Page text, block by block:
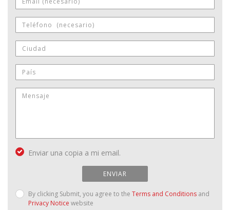
Enviar una copia a mi email.
ENVIAR
By clicking Submit, you agree to the Terms and Conditions and
Privacy Notice website